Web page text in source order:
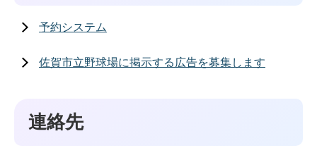
予約システム
佐賀市立野球場に掲示する広告を募集します
連絡先